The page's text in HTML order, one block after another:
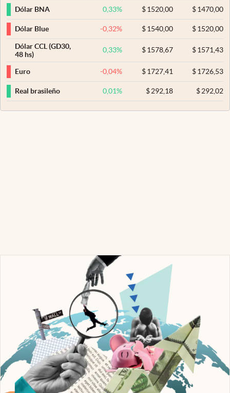
Dólar BNA
0,33% $ 1520,00 $1470,00
Dólar Blue -0,32% $ 1540,00 $1520,00
Dólar CCL (GD30,
48 hs)
0,33% $ 1578,67 $1571,43
Euro -0,04% $ 1727,41 $1726,53
Real brasileño 0,01% $ 292,18 $292,02